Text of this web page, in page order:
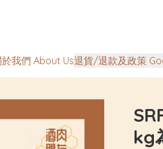
我們 About Us退貨/退款及政策
kg